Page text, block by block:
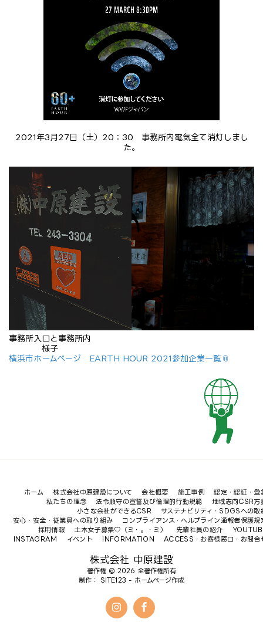
2021年3月27日（土）20：30 事務所内電気全て消灯しまし
た。
事務所入口と事務所内
様子
横浜市ホームページ
EARTH HOUR 2021参加企業一覧
株式会社 中原建設
著作権 © 2026 全著作権所有
制作： SITE123 - ホームページ作成
ホーム 株式会社中原建設について 会社概要 施工事例
認定・認証・登
私たちの理念
法令順守の宣誓及び倫理的行動規範
地域志向CSR方
小さな会社ができるCSR
サステナビリティ・SDGSへの取
安心・安全・従業員への取り組み
コンプライアンス・ヘルプライン通報者保護規
採用情報
土木女子募集♡（ミ・。・ミ） 先輩社員の紹介
INSTAGRAM
イベント INFORMATION ACCESS・お客様窓口・お問合